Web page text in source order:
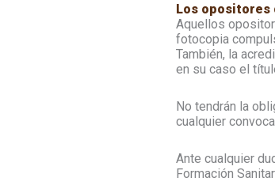
Los opositores
Aquellos
fotocopia
También, la
en su caso el
No tendrán la
cualquier
Ante cualquier
Formación